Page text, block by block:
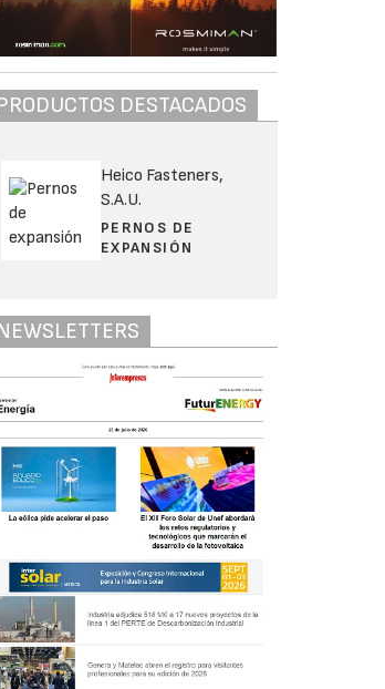
DESTACADOS
Heico Fasteners,
S.A.U.
PERNOS DE
EXPANSIÓN